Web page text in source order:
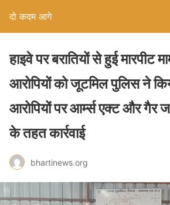
दो कदम आगे
हाइवे पर बरातियों से हुई मारपीट
आरोपियों को जूटमिल पुलिस ने
आरोपियों पर आर्म्स एक्ट और गैर
के तहत कार्रवाई
bhartinews.org